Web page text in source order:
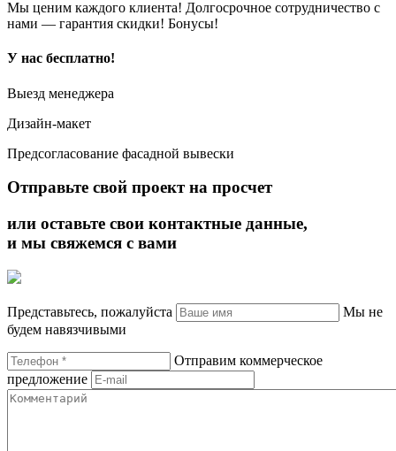
Мы ценим каждого клиента! Долгосрочное сотрудничество с
нами — гарантия скидки! Бонусы!
У нас бесплатно!
Выезд менеджера
Дизайн-макет
Предсогласование фасадной вывески
Отправьте свой проект на просчет
или оставьте свои контактные данные,
и мы свяжемся с вами
Представьтесь, пожалуйста
Мы не
будем навязчивыми
Отправим коммерческое
предложение